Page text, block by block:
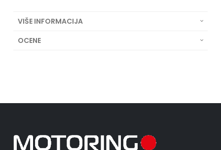
VIŠE INFORMACIJA
OCENE